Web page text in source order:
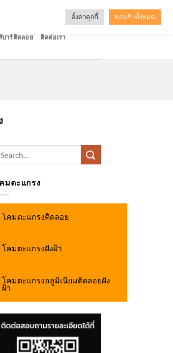
บาร์ติดลอย ติดต่อเรา
มตะแกรง
โคมตะแกรงติดลอย
โคมตะแกรงฝังฝ้า
โคมตะแกรงอลูมิเนียมติดลอยฝัง
ฝ้า
ตั้งค่าคุกกี้ ยอมรับทั้งหมด